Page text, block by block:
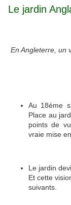
Le jardin
En Angleterre, un
Au 18éme
Place au
points de
vraie mise
Le jardin
Et cette
suivants.